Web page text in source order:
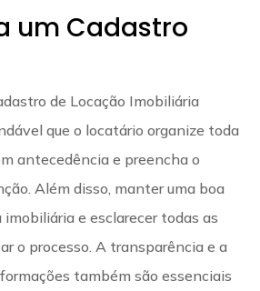
um Cadastro
de Locação Imobiliária
que o locatário organize toda
antecedência e preencha o
Além disso, manter uma boa
imobiliária e esclarecer todas as
o processo. A transparência e a
também são essenciais